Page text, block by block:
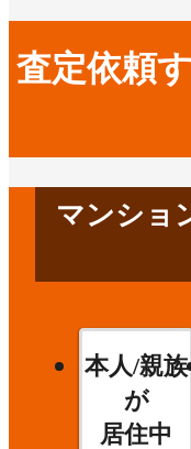
査定依頼
マンショ
本人/親族
が
居住中